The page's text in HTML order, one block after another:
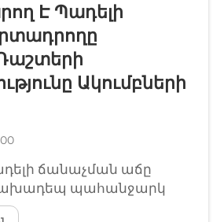
Է Պադելի
Ակումբների
ճանաչման աճը
պահանջարկ
համար,